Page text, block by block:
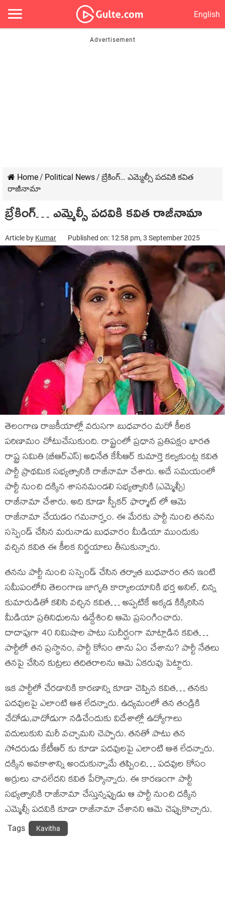
English
Home/ Political News/ బ్రేకింగ్… ఎమ్మెల్సీ పదవికి కవిత
రాజీనామా
బ్రేకింగ్… ఎమ్మెల్సీ పదవికి కవిత రాజీనామా
Article by Kumar Published on: 12:58 pm, 3 September 2025
తెలంగాణ రాజకీయాల్లో వరుసగా బుధవారం మరో కీలక
పరిణామం చోటుచేసుకుంది. రాష్ట్రంలో ప్రధాన ప్రతిపక్షం భారత
రాష్ట్ర సమితి (బీఆర్ఎస్) అధినేత కేసీఆర్ కుమార్తె కల్వకుంట్ల కవిత
పార్టీ ప్రాథమిక సభ్యత్వానికి రాజీనామా చేశారు. అదే సమయంలో
పార్టీ నుంచి దక్కిన శాసనమండలి సభ్యత్వానికి (ఎమ్మెల్సీ)
రాజీనామా చేశారు. అది కూడా స్పీకర్ ఫార్మాట్ లో ఆమె
రాజీనామా చేయడం గమనార్హం. ఈ మేరకు పార్టీ నుంచి తనను
సస్పెండ్ చేసిన మరునాడు బుధవారం మీడియా ముందుకు
వచ్చిన కవిత ఈ కీలక నిర్ణయాలు తీసుకున్నారు.
తనను పార్టీ నుంచి సస్పెండ్ చేసిన తర్వాత బుధవారం తన ఇంటి
సమీపంలోని తెలంగాణ జాగృతి కార్యాలయానికి భర్త అనిల్, చిన్న
కుమారుడితో కలిసి వచ్చిన కవిత… అప్పటికే అక్కడ కిక్కిరిసిన
మీడియా ప్రతినిధులను ఉద్దేశించి ఆమె ప్రసంగించారు.
దాదాపుగా 40 నిమిషాల పాటు సుదీర్ఘంగా మాట్లాడిన కవిత…
పార్టీలో తన ప్రస్థానం, పార్టీ కోసం తాను ఏం చేశాను? పార్టీ నేతలు
తనపై చేసిన కుట్రలు తదితరాలను ఆమె ఏకరువు పెట్టారు.
ఇక పార్టీలో చేరడానికి కారణాన్ని కూడా చెప్పిన కవిత… తనకు
పదవులపై ఎలాంటి ఆశ లేదన్నారు. ఉద్యమంలో తన తండ్రికి
చేదోడు,వాదోడుగా నడిచేందుకు విదేశాల్లో ఉద్యోగాలు
వదులుకుని మరీ వచ్చామని చెప్పారు. తనతో పాటు తన
సోదరుడు కేటీఆర్ కు కూడా పదవులపై ఎలాంటి ఆశ లేదన్నారు.
దక్కిన అవకాశాన్ని అందుకున్నామే తప్పించి… పదవుల కోసం
అర్రులు చాచలేదని కవిత పేర్కొన్నారు. ఈ కారణంగా పార్టీ
సభ్యత్వానికి రాజీనామా చేస్తున్నప్పుడు ఆ పార్టీ నుంచి దక్కిన
ఎమ్మెల్సీ పదవికి కూడా రాజీనామా చేశానని ఆమె చెప్పుకొచ్చారు.
Tags Kavitha